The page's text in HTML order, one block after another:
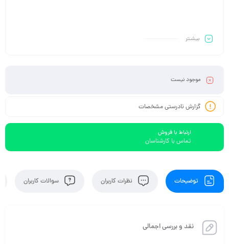
بیشـتر
موجود نیست
گزارش نادرستی مشخصات
ارتباط با فروش
تماس با کارشناسان
توضیحات نظرات کاربران سوالات کاربران
نقد و بررسی اجمالی